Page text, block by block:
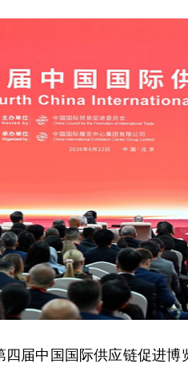
四届中国国际供应链促进